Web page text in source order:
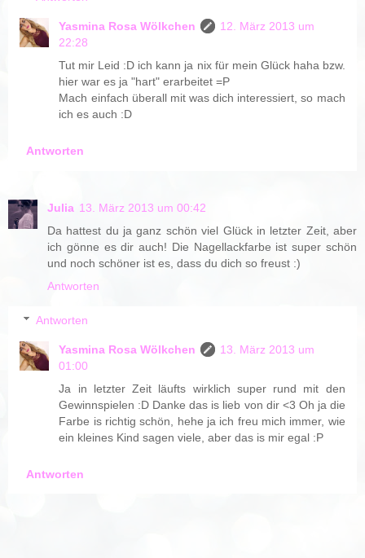
Yasmina Rosa Wölkchen
12. März 2013 um
22:28
Tut mir Leid :D ich kann ja nix für mein Glück haha bzw.
hier war es ja "hart" erarbeitet =P
Mach einfach überall mit was dich interessiert, so mach
ich es auch :D
Antworten
Julia 13. März 2013 um 00:42
Da hattest du ja ganz schön viel Glück in letzter Zeit, aber
ich gönne es dir auch! Die Nagellackfarbe ist super schön
und noch schöner ist es, dass du dich so freust :)
Antworten
Antworten
Yasmina Rosa Wölkchen
13. März 2013 um
01:00
Ja in letzter Zeit läufts wirklich super rund mit den
Gewinnspielen :D Danke das is lieb von dir <3 Oh ja die
Farbe is richtig schön, hehe ja ich freu mich immer, wie
ein kleines Kind sagen viele, aber das is mir egal :P
Antworten